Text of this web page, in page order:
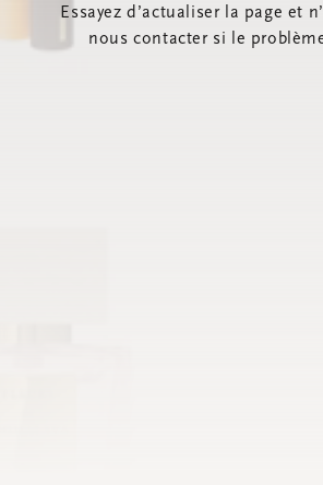
Essayez d’actualiser la page et
nous contacter si le